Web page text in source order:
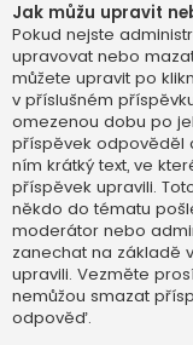
Jak můžu upravit
Pokud nejste
upravovat nebo
můžete upravit po
v příslušném
omezenou dobu po
příspěvek odpověděl
ním krátký text, ve
příspěvek upravili.
někdo do tématu
moderátor nebo
zanechat na základě
upravili. Vezměte
nemůžou smazat
odpověď.